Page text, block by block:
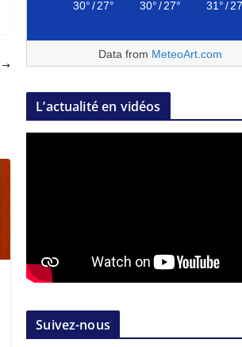
30°/27° 30°/27° 31°/
Data from MeteoArt.com
L’actualité en vidéos
Suivez-nous